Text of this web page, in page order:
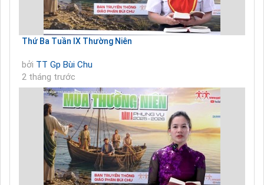
Thứ Ba Tuần IX Thường Niên
bởi TT Gp Bùi Chu
2 tháng trước